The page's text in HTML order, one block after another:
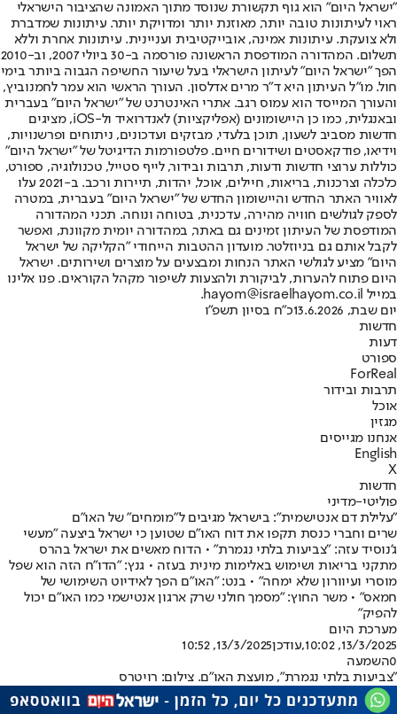
"ישראל היום" הוא גוף תקשורת שנוסד מתוך האמונה שהציבור הישראלי
ראוי לעיתונות טובה יותר, מאוזנת יותר ומדויקת יותר. עיתונות שמדברת
ולא צועקת. עיתונות אמינה, אובייקטיבית ועניינית. עיתונות אחרת וללא
תשלום. המהדורה המודפסת הראשונה פורסמה ב-30 ביולי 2007, וב-2010
הפך "ישראל היום" לעיתון הישראלי בעל שיעור החשיפה הגבוה ביותר בימי
חול. מו"ל העיתון היא ד"ר מרים אדלסון. העורך הראשי הוא עמר לחמנוביץ,
והעורך המייסד הוא עמוס רגב. אתרי האינטרנט של "ישראל היום" בעברית
ובאנגלית, כמו כן היישומונים (אפליקציות) לאנדרואיד ול-iOS, מציגים
חדשות מסביב לשעון, תוכן בלעדי, מבזקים ועדכונים, ניתוחים ופרשנויות,
וידיאו, פודקאסטים ושידורים חיים. פלטפורמות הדיגיטל של "ישראל היום"
כוללות ערוצי חדשות ודעות, תרבות ובידור, לייף סטייל, טכנולוגיה, ספורט,
כלכלה וצרכנות, בריאות, חיילים, אוכל, יהדות, תיירות ורכב. ב-2021 עלו
לאוויר האתר החדש והיישומון החדש של "ישראל היום" בעברית, במטרה
לספק לגולשים חוויה מהירה, עדכנית, בטוחה ונוחה. תכני המהדורה
המודפסת של העיתון זמינים גם באתר, במהדורה יומית מקוונת, ואפשר
לקבל אותם גם בניוזלטר. מועדון ההטבות הייחודי "הקליקה של ישראל
היום" מציע לגולשי האתר הנחות ומבצעים על מוצרים ושירותים. ישראל
היום פתוח להערות, לביקורת ולהצעות לשיפור מקהל הקוראים. פנו אלינו
במייל hayom@israelhayom.co.il.
יום שבת, 13.6.2026
כ"ח בסיון תשפ"ו
חדשות
דעות
ספורט
ForReal
תרבות ובידור
אוכל
מגזין
אנחנו מגייסים
English
X
חדשות
פוליטי-מדיני
"עלילת דם אנטישמית": בישראל מגיבים ל"מומחים" של האו"ם
שרים וחברי כנסת תקפו את דוח האו"ם שטוען כי ישראל ביצעה "מעשי
ג'נוסיד עזה: "צביעות בלתי נגמרת" • הדוח מאשים את ישראל בהרס
מתקני בריאות ושימוש באלימות מינית בעזה • גנץ: "הדו"ח הזה הוא שפל
מוסרי ועיוורון שלא ימחה" • בנט: "האו"ם הפך לאידיוט השימושי של
חמאס" • משר החוץ: "מסמך חולני שרק ארגון אנטישמי כמו האו"ם יכול
להפיק"
מערכת היום
13/3/2025, 10:02
,עודכן13/3/2025, 10:52
0השמעה
"צביעות בלתי נגמרת", מועצת האו"ם. צילום: רויטרס